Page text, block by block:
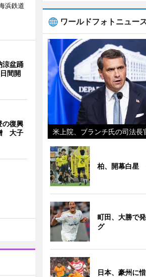
浜鉄道
涼盆踊
間開
の復興
大子
ワールドフォトニュー
米上院、ブランチ氏の司法長
柏、開幕白星
町田、大勝で
グ
日本、豪州に